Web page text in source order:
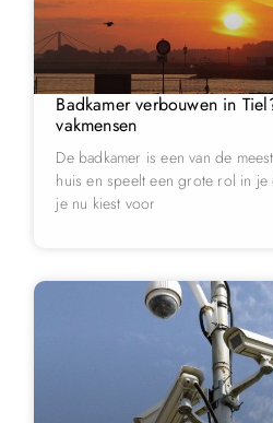
Badkamer verbouwen in
vakmensen
De badkamer is een van de
huis en speelt een grote rol in
je nu kiest voor